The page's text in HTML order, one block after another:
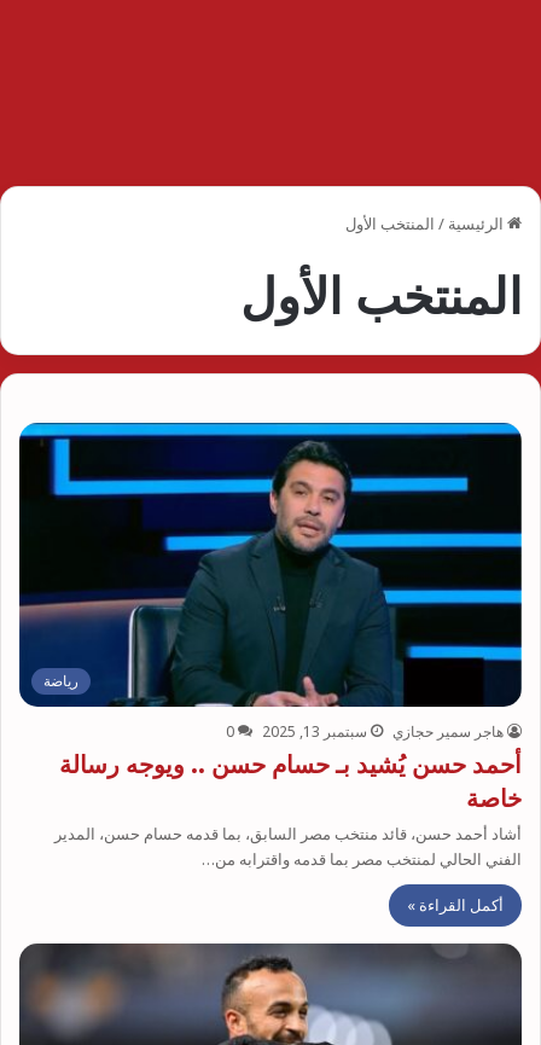
الرئيسية / المنتخب الأول
المنتخب الأول
رياضة
هاجر سمير حجازي سبتمبر 13, 2025 0
أحمد حسن يُشيد بـ حسام حسن .. ويوجه رسالة
خاصة
أشاد أحمد حسن، قائد منتخب مصر السابق، بما قدمه حسام حسن، المدير
الفني الحالي لمنتخب مصر بما قدمه واقترابه من…
أكمل القراءة »